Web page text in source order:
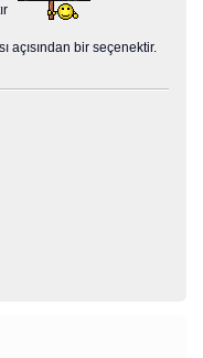
açısından bir seçenektir.